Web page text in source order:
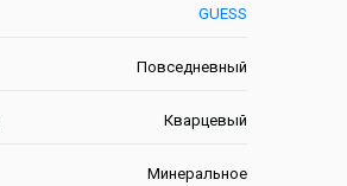
GUESS
Повседневный
Кварцевый
Минеральное